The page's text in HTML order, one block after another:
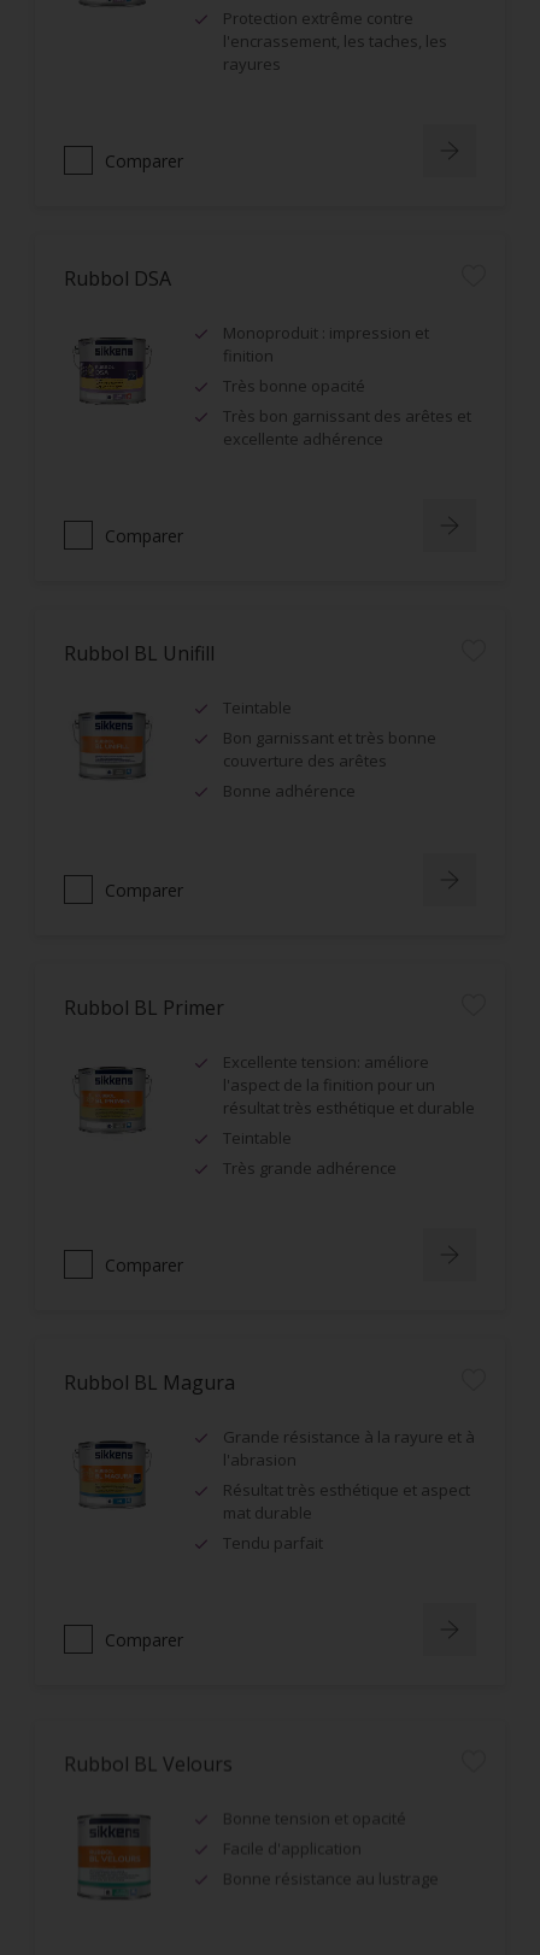
Protection extrême contre
l'encrassement, les taches, les
rayures
Comparer
Rubbol DSA
Monoproduit : impression et
finition
Très bonne opacité
Très bon garnissant des arêtes et
excellente adhérence
Comparer
Rubbol BL Unifill
Teintable
Bon garnissant et très bonne
couverture des arêtes
Bonne adhérence
Comparer
Rubbol BL Primer
Excellente tension: améliore
l'aspect de la finition pour un
résultat très esthétique et durable
Teintable
Très grande adhérence
Comparer
Rubbol BL Magura
Grande résistance à la rayure et à
l'abrasion
Résultat très esthétique et aspect
mat durable
Tendu parfait
Comparer
Rubbol BL Velours
Bonne tension et opacité
Facile d'application
Bonne résistance au lustrage